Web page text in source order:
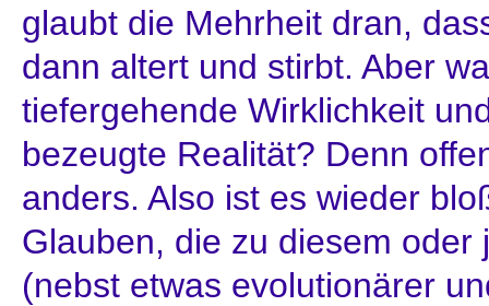
glaubt die Mehrheit dran,
dann altert und stirbt. Aber
tiefergehende Wirklichkeit
bezeugte Realität? Denn
anders. Also ist es wieder
Glauben, die zu diesem oder
(nebst etwas evolutionärer